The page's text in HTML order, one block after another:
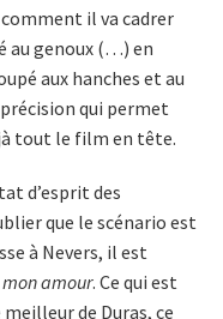
il va cadrer
au genoux (…) en
aux hanches et au
qui permet
tout le film en tête.
d’esprit des
que le scénario est
à Nevers, il est
amour. Ce qui est
meilleur de Duras, ce